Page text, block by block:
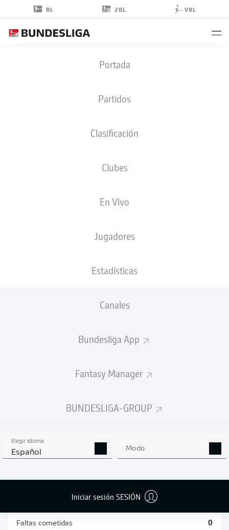
BL 2BL VBL
Portada
Partidos
Clasificación
Clubes
En Vivo
Jugadores
Estadísticas
Canales
Bundesliga App
Fantasy Manager
BUNDESLIGA-GROUP
Elegir idioma
Español Modo
Iniciar sesión SESIÓN
20.05.1997
TAMAÑO
ESTADÍSTICAS
Faltas cometidas 0